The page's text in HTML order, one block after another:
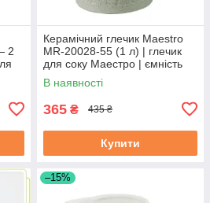
2
Керамічний глечик Maestro
MR-20028-55 (1 л) | глечик
для соку Маестро | ємність
для води Маестро
В наявності
365 ₴ 435 ₴
Купити
–15%